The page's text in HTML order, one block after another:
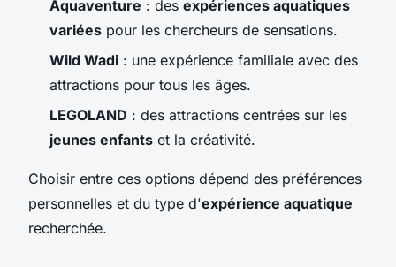
Aquaventure : des expériences aquatiques
variées pour les chercheurs de sensations.
Wild Wadi : une expérience familiale avec des
attractions pour tous les âges.
LEGOLAND : des attractions centrées sur les
jeunes enfants et la créativité.
Choisir entre ces options dépend des préférences
personnelles et du type d'expérience aquatique
recherchée.